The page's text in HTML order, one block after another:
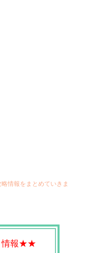
情報をまとめていきま
情報★★